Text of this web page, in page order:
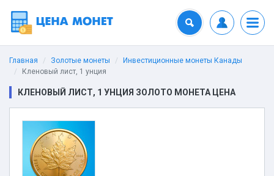
Главная Золотые монеты
Инвестиционные монеты Канады
Кленовый лист, 1 унция
КЛЕНОВЫЙ ЛИСТ, 1 УНЦИЯ ЗОЛОТО МОНЕТА ЦЕНА